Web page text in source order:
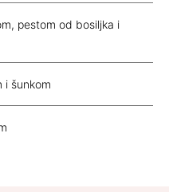
pestom od bosiljka i
i šunkom